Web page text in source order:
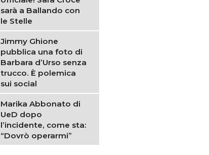
sarà a Ballando con
le Stelle
Jimmy Ghione
pubblica una foto di
Barbara d’Urso senza
trucco. È polemica
sui social
Marika Abbonato di
UeD dopo
l’incidente, come sta:
“Dovrò operarmi”